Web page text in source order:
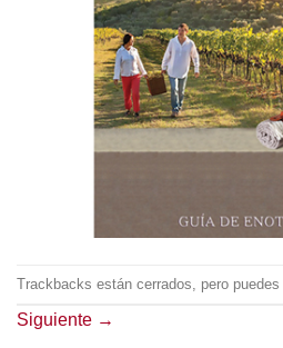
Trackbacks están cerrados, pero puedes
Siguiente →